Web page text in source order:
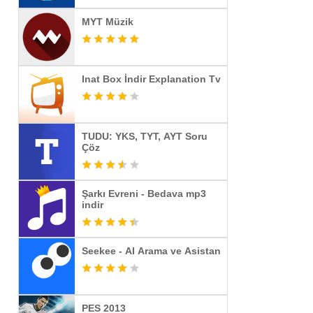
MYT Müzik
Inat Box İndir Explanation Tv
TUDU: YKS, TYT, AYT Soru
Çöz
Şarkı Evreni - Bedava mp3
indir
Seekee - AI Arama ve Asistan
PES 2013